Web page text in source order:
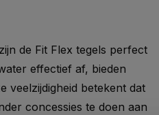
de Fit Flex tegels perfect
effectief af, bieden
veelzijdigheid betekent dat
concessies te doen aan